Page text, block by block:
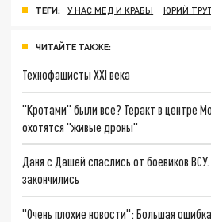
ТЕГИ: У НАС МЕД И КРАБЫ ЮРИЙ
ЧИТАЙТЕ ТАКЖЕ:
Технофашисты XXI века
"Кротами" были все? Теракт в центре
охотятся "живые дроны"
Даня с Дашей спаслись от боевиков
закончились
"Очень плохие новости": Большая